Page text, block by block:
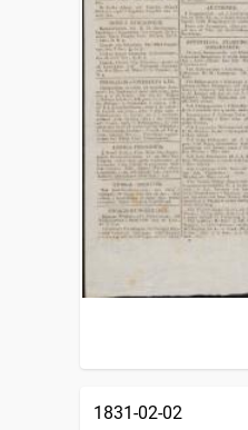
1831-02-02